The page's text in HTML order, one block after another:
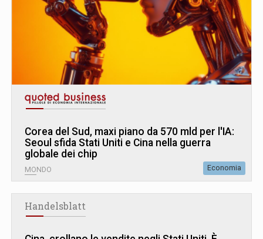
Corea del Sud, maxi piano da 570 mld per l'IA:
Seoul sfida Stati Uniti e Cina nella guerra
globale dei chip
MONDO Economia
Handelsblatt